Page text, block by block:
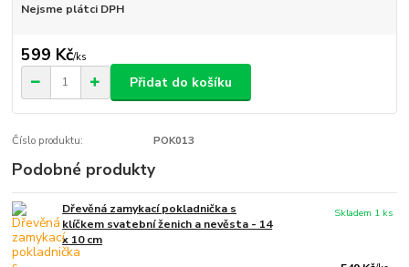
Nejsme plátci DPH
599 Kč/ks
Přidat do košíku
Číslo produktu: POK013
Podobné produkty
Dřevěná zamykací pokladnička s
klíčkem svatební ženich a nevěsta - 14
x 10 cm
Skladem 1 ks